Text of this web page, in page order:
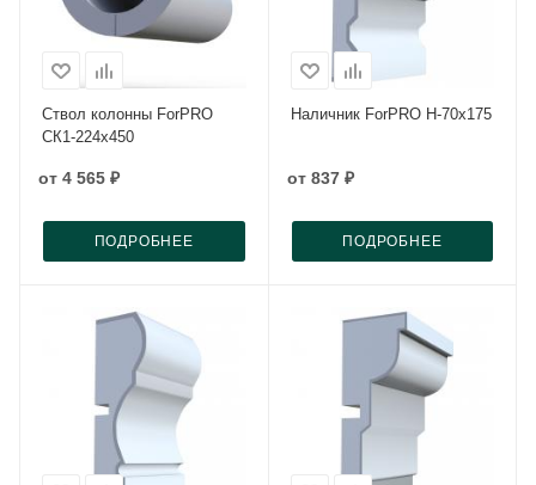
Ствол колонны ForPRO
СК1-224x450
от 4 565 ₽
ПОДРОБНЕЕ
Наличник ForPRO Н-70x175
от 837 ₽
ПОДРОБНЕЕ